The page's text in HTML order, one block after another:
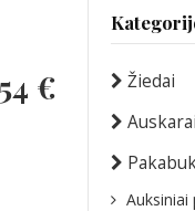
€ Žiedai
Auskarai
Auksiniai